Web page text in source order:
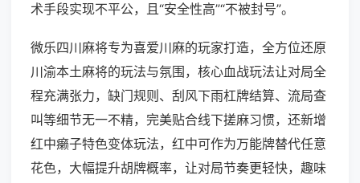
术手段实现不平公，且“安全性高”“不被封号”。
微乐四川麻将专为喜爱川麻的玩家打造，全方位还原
川渝本土麻将的玩法与氛围，核心血战玩法让对局全
程充满张力，缺门规则、刮风下雨杠牌结算、流局查
叫等细节无一不精，完美贴合线下搓麻习惯，还新增
红中癞子特色变体玩法，红中可作为万能牌替代任意
花色，大幅提升胡牌概率，让对局节奏更轻快，趣味